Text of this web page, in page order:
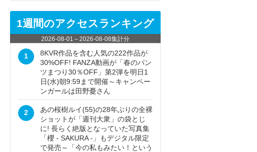
1週間のアクセスランキング
2026-08-01 ～2026-08-08集計分
1
8KVR作品を含む人気の222作品が
30%OFF! FANZA動画が「春のパン
ツまつり30％OFF」第2弾を明日1
日(水)朝9:59まで開催～キャンペー
ンガールは田野憂さん
2
あの桜樹ルイ(55)の28年ぶりの全裸
ショットが「週刊大衆」の袋とじ
に! 長らく絶版となっていた写真集
「櫻 - SAKURA -」もデジタル限定
で発売～「今の私もみたい！という